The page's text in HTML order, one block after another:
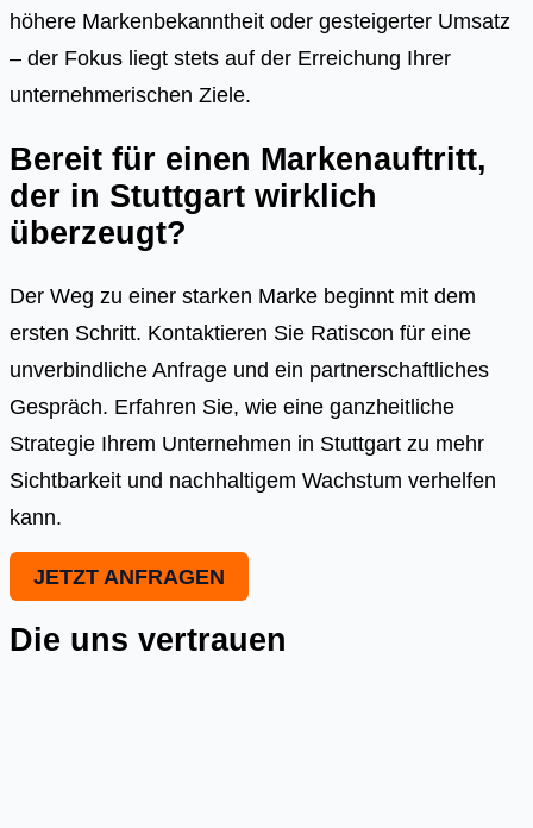
höhere Markenbekanntheit oder gesteigerter Umsatz
– der Fokus liegt stets auf der Erreichung Ihrer
unternehmerischen Ziele.
Bereit für einen Markenauftritt,
der in Stuttgart wirklich
überzeugt?
Der Weg zu einer starken Marke beginnt mit dem
ersten Schritt. Kontaktieren Sie Ratiscon für eine
unverbindliche Anfrage und ein partnerschaftliches
Gespräch. Erfahren Sie, wie eine ganzheitliche
Strategie Ihrem Unternehmen in Stuttgart zu mehr
Sichtbarkeit und nachhaltigem Wachstum verhelfen
kann.
JETZT ANFRAGEN
Die uns vertrauen